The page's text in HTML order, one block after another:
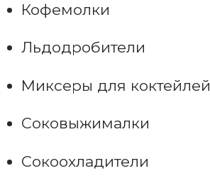
Кофемолки
Льдодробители
Миксеры для коктейлей
Соковыжималки
Сокоохладители